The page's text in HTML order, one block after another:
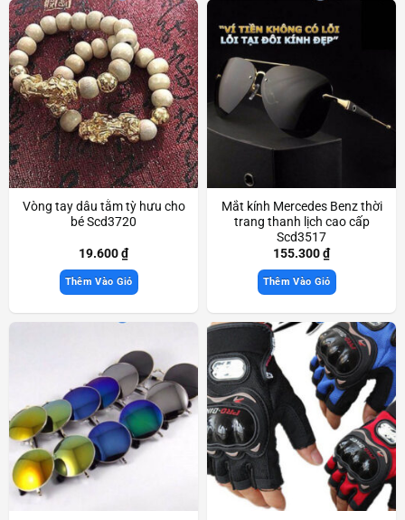
Vòng tay dâu tằm tỳ hưu cho
bé Scd3720
19.600₫
Thêm Vào Giỏ
Mắt kính Mercedes Benz thời
trang thanh lịch cao cấp
Scd3517
155.300₫
Thêm Vào Giỏ